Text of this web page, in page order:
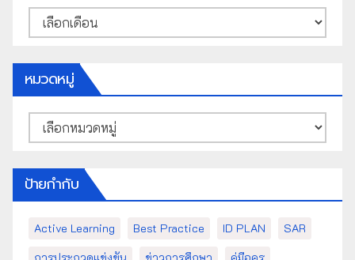
คลัง
เก็บ
หมวดหมู่
หมวด
หมู่
ป้ายกำกับ
Active Learning Best Practice ID PLAN
SAR